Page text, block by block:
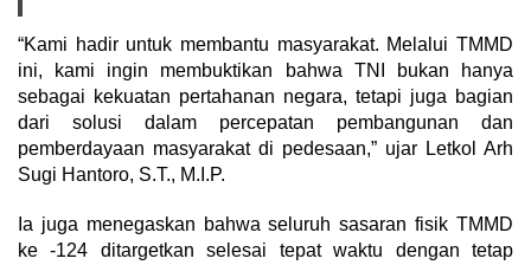
“Kami hadir untuk membantu masyarakat. Melalui TMMD
ini, kami ingin membuktikan bahwa TNI bukan hanya
sebagai kekuatan pertahanan negara, tetapi juga bagian
dari solusi dalam percepatan pembangunan dan
pemberdayaan masyarakat di pedesaan,” ujar Letkol Arh
Sugi Hantoro, S.T., M.I.P.
Ia juga menegaskan bahwa seluruh sasaran fisik TMMD
ke -124 ditargetkan selesai tepat waktu dengan tetap